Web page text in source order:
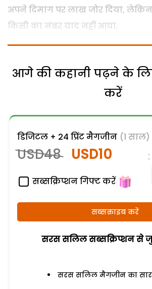
अपने दिमाग पर लाख जोर दिया,
किसी का नंबर याद नहीं आया.
आगे की कहानी पढ़ने के
करें
डिजिटल + 24 प्रिंट मैगजीन (1 साल)
USD48 USD10
सब्सक्रिप्शन गिफ्ट करें
सब्सक्राइब करें
सरस सलिल सब्सक्रिप्शन से
सरस सलिल मैगजीन का